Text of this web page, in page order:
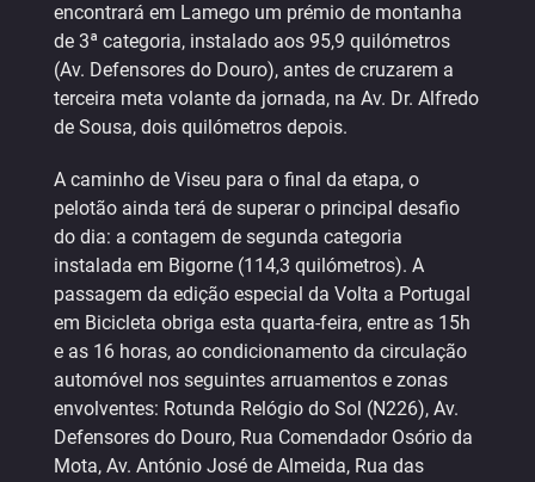
encontrará em Lamego um prémio de montanha
de 3ª categoria, instalado aos 95,9 quilómetros
(Av. Defensores do Douro), antes de cruzarem a
terceira meta volante da jornada, na Av. Dr. Alfredo
de Sousa, dois quilómetros depois.
A caminho de Viseu para o final da etapa, o
pelotão ainda terá de superar o principal desafio
do dia: a contagem de segunda categoria
instalada em Bigorne (114,3 quilómetros). A
passagem da edição especial da Volta a Portugal
em Bicicleta obriga esta quarta-feira, entre as 15h
e as 16 horas, ao condicionamento da circulação
automóvel nos seguintes arruamentos e zonas
envolventes: Rotunda Relógio do Sol (N226), Av.
Defensores do Douro, Rua Comendador Osório da
Mota, Av. António José de Almeida, Rua das